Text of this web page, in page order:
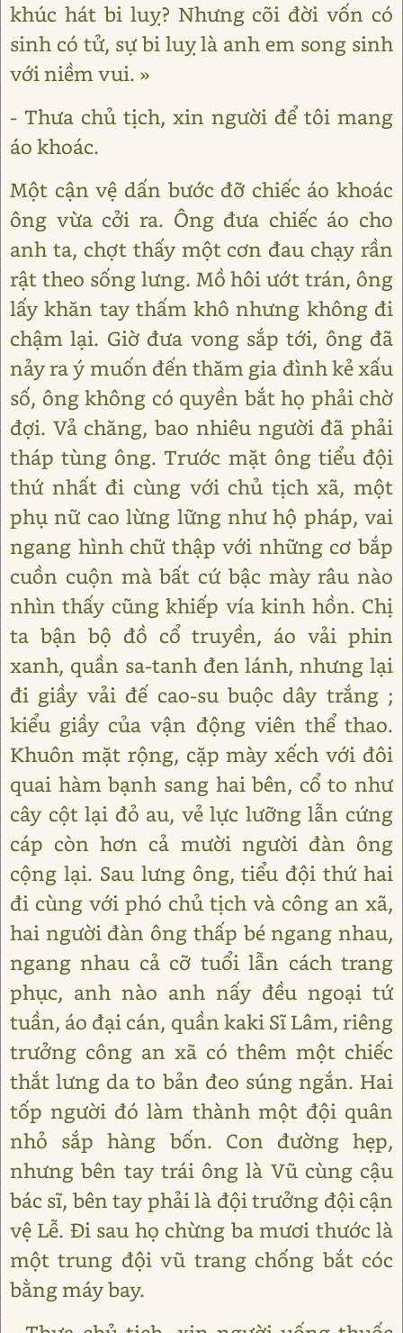
khúc hát bi luỵ? Nhưng cõi đời vốn có
sinh có tử, sự bi luỵ là anh em song sinh
với niềm vui. »
- Thưa chủ tịch, xin người để tôi mang
áo khoác.
Một cận vệ dấn bước đỡ chiếc áo khoác
ông vừa cởi ra. Ông đưa chiếc áo cho
anh ta, chợt thấy một cơn đau chạy rần
rật theo sống lưng. Mồ hôi ướt trán, ông
lấy khăn tay thấm khô nhưng không đi
chậm lại. Giờ đưa vong sắp tới, ông đã
nảy ra ý muốn đến thăm gia đình kẻ xấu
số, ông không có quyền bắt họ phải chờ
đợi. Vả chăng, bao nhiêu người đã phải
tháp tùng ông. Trước mặt ông tiểu đội
thứ nhất đi cùng với chủ tịch xã, một
phụ nữ cao lừng lững như hộ pháp, vai
ngang hình chữ thập với những cơ bắp
cuồn cuộn mà bất cứ bậc mày râu nào
nhìn thấy cũng khiếp vía kinh hồn. Chị
ta bận bộ đồ cổ truyền, áo vải phin
xanh, quần sa-tanh đen lánh, nhưng lại
đi giầy vải đế cao-su buộc dây trắng ;
kiểu giầy của vận động viên thể thao.
Khuôn mặt rộng, cặp mày xếch với đôi
quai hàm bạnh sang hai bên, cổ to như
cây cột lại đỏ au, vẻ lực lưỡng lẫn cứng
cáp còn hơn cả mười người đàn ông
cộng lại. Sau lưng ông, tiểu đội thứ hai
đi cùng với phó chủ tịch và công an xã,
hai người đàn ông thấp bé ngang nhau,
ngang nhau cả cỡ tuổi lẫn cách trang
phục, anh nào anh nấy đều ngoại tứ
tuần, áo đại cán, quần kaki Sĩ Lâm, riêng
trưởng công an xã có thêm một chiếc
thắt lưng da to bản đeo súng ngắn. Hai
tốp người đó làm thành một đội quân
nhỏ sắp hàng bốn. Con đường hẹp,
nhưng bên tay trái ông là Vũ cùng cậu
bác sĩ, bên tay phải là đội trưởng đội cận
vệ Lễ. Đi sau họ chừng ba mươi thước là
một trung đội vũ trang chống bắt cóc
bằng máy bay.